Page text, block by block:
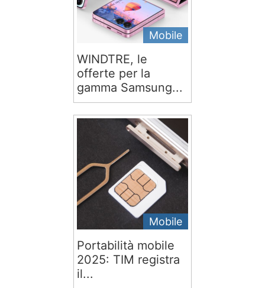
Mobile
WINDTRE, le
offerte per la
gamma Samsung...
Mobile
Portabilità mobile
2025: TIM registra
il...